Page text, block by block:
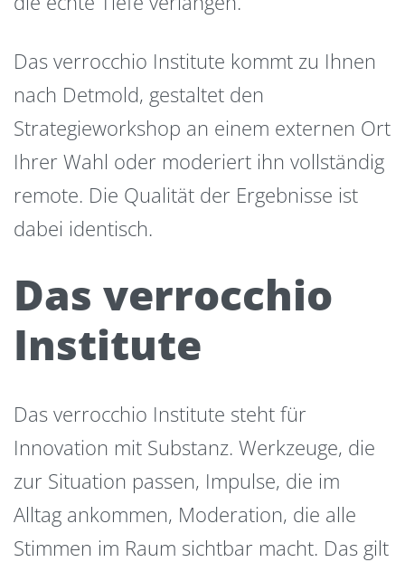
Das verrocchio Institute kommt zu Ihnen
nach Detmold, gestaltet den
Strategieworkshop an einem externen Ort
Ihrer Wahl oder moderiert ihn vollständig
remote. Die Qualität der Ergebnisse ist
dabei identisch.
Das verrocchio
Institute
Das verrocchio Institute steht für
Innovation mit Substanz. Werkzeuge, die
zur Situation passen, Impulse, die im
Alltag ankommen, Moderation, die alle
Stimmen im Raum sichtbar macht. Das gilt